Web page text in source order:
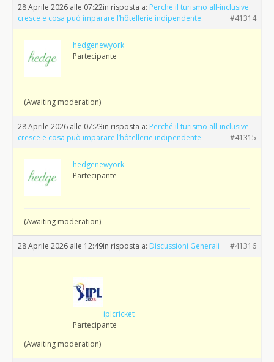
28 Aprile 2026 alle 07:22in risposta a: Perché il turismo all-inclusive
cresce e cosa può imparare l’hôtellerie indipendente
#41314
hedgenewyork
Partecipante
(Awaiting moderation)
28 Aprile 2026 alle 07:23in risposta a: Perché il turismo all-inclusive
cresce e cosa può imparare l’hôtellerie indipendente
#41315
hedgenewyork
Partecipante
(Awaiting moderation)
28 Aprile 2026 alle 12:49in risposta a: Discussioni Generali #41316
iplcricket
Partecipante
(Awaiting moderation)